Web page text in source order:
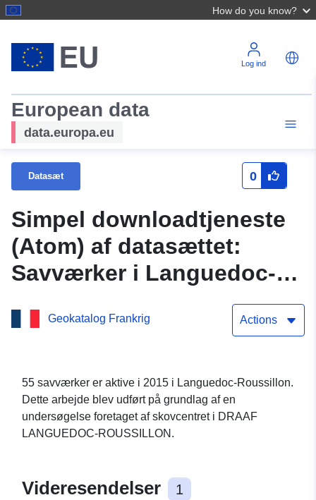
How do you know?
Log ind
European data
data.europa.eu
Datasæt 0
Simpel downloadtjeneste
(Atom) af datasættet:
Savværker i Languedoc-
Geokatalog Frankrig Actions
55 savværker er aktive i 2015 i Languedoc-Roussillon.
Dette arbejde blev udført på grundlag af en
undersøgelse foretaget af skovcentret i DRAAF
LANGUEDOC-ROUSSILLON.
Videresendelser 1